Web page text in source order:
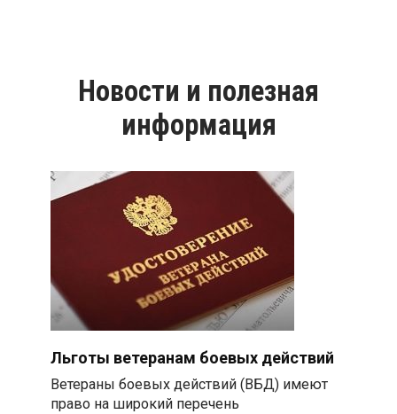
Новости и полезная
информация
Льготы ветеранам боевых действий
Ветераны боевых действий (ВБД) имеют
право на широкий перечень